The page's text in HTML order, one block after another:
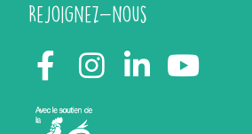
Rejoignez-nous